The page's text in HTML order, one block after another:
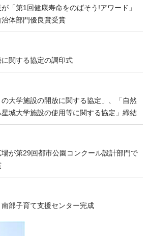
「第1回健康寿命をのばそう!アワード」
体部門優良賞受賞
関する協定の調印式
の大学施設の開放に関する協定」、「自然
城大学施設の使用等に関する協定」締結
が第29回都市公園コンクール設計部門で
部子育て支援センター完成